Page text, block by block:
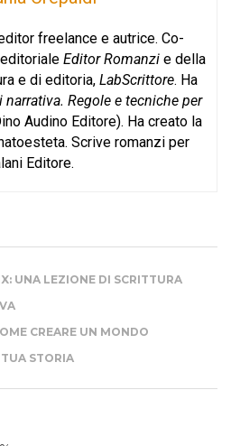
freelance e autrice. Co-
Editor Romanzie della
e di editoria, LabScrittore. Ha
narrativa. Regole e tecniche per
Audino Editore). Ha creato la
Scrive romanzi per
Editore.
UNA LEZIONE DI SCRITTURA
CREARE UN MONDO
STORIA